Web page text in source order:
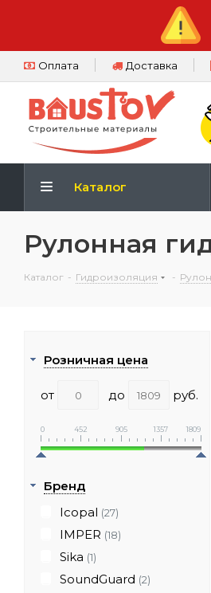
Оплата Доставка
Каталог
Рулонная
Каталог - Гидроизоляция -
Розничная цена
от до руб.
0 452 905 1357 1809
Бренд
Icopal (27)
IMPER (18)
Sika (1)
SoundGuard (2)